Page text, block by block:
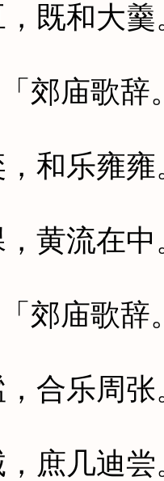
和大羹
庙歌辞
乐雍雍
流在中
庙歌辞
乐周张
几迪尝